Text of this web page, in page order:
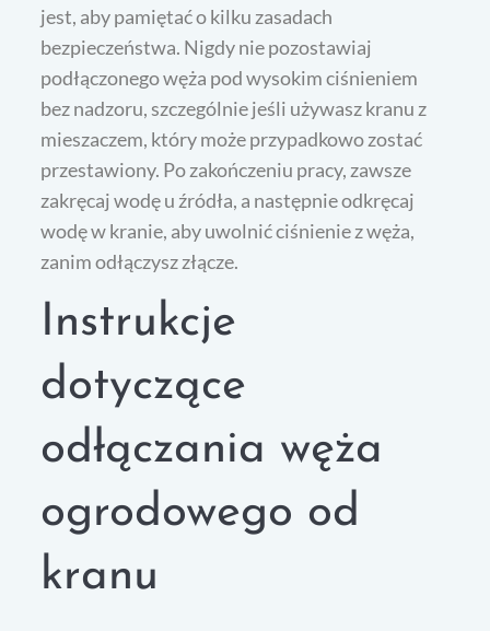
jest, aby pamiętać o kilku zasadach
bezpieczeństwa. Nigdy nie pozostawiaj
podłączonego węża pod wysokim ciśnieniem
bez nadzoru, szczególnie jeśli używasz kranu z
mieszaczem, który może przypadkowo zostać
przestawiony. Po zakończeniu pracy, zawsze
zakręcaj wodę u źródła, a następnie odkręcaj
wodę w kranie, aby uwolnić ciśnienie z węża,
zanim odłączysz złącze.
Instrukcje
dotyczące
odłączania węża
ogrodowego od
kranu